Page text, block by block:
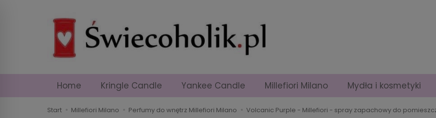
Home Kringle Candle Yankee Candle Millefiori Milano Mydła i kosmetyki
Start Millefiori Milano Perfumy do wnętrz Millefiori Milano Volcanic Purple - Millefiori - spray zapachowy do